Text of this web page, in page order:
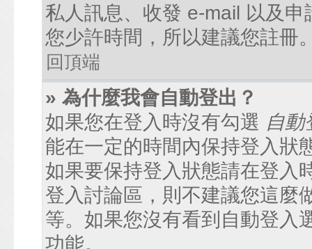
私人訊息、收發 e-mail 以及
您少許時間，所以建議您註冊
回頂端
» 為什麼我會自動登出？
如果您在登入時沒有勾選 自動
能在一定的時間內保持登入狀
如果要保持登入狀態請在登入
登入討論區，則不建議您這麼
等。如果您沒有看到自動登入
功能。